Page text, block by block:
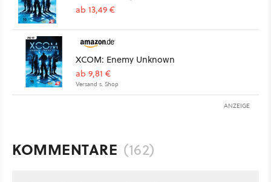
ab 13,49 €
XCOM: Enemy Unknown
ab 9,81 €
Versand s. Shop
ANZEIGE
KOMMENTARE (162)